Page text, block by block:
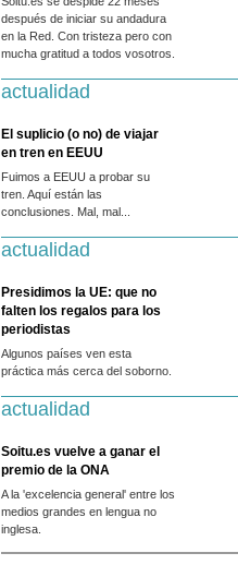
después de iniciar su andadura
en la Red. Con tristeza pero con
mucha gratitud a todos vosotros.
actualidad
El suplicio (o no) de viajar
en tren en EEUU
Fuimos a EEUU a probar su
tren. Aquí están las
conclusiones. Mal, mal...
actualidad
Presidimos la UE: que no
falten los regalos para los
periodistas
Algunos países ven esta
práctica más cerca del soborno.
actualidad
Soitu.es vuelve a ganar el
premio de la ONA
A la 'excelencia general' entre los
medios grandes en lengua no
inglesa.